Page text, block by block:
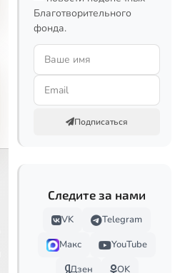
Благотворительного
фонда.
Подписаться
Следите за нами
VK
Telegram
Макс
YouTube
Дзен
OK